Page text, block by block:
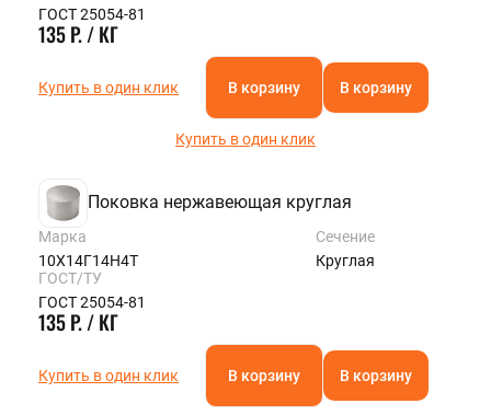
ГОСТ 25054-81
135 Р. / КГ
Купить в один клик В корзину В корзину
Купить в один клик
Поковка нержавеющая круглая
Марка
10Х14Г14Н4Т
Сечение
Круглая
ГОСТ/ТУ
ГОСТ 25054-81
135 Р. / КГ
Купить в один клик В корзину В корзину